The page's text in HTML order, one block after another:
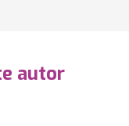
autor